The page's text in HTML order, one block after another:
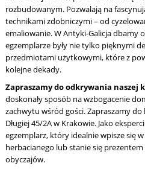
rozbudowanym. Pozwalają na
technikami zdobniczymi – od
emaliowanie. W Antyki-Galicja dbamy
egzemplarze były nie tylko pięknymi
przedmiotami użytkowymi, które z
kolejne dekady.
Zapraszamy do odkrywania naszej
doskonały sposób na wzbogacenie
zachwytu wśród gości. Zapraszamy
Długiej 45/2A w Krakowie. Jako
egzemplarz, który idealnie wpisze się
herbacianego lub stanie się
obyczajów.